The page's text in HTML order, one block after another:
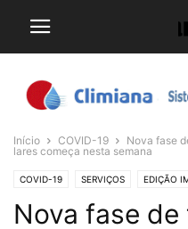
Início COVID-19
Nova fase
lares começa nesta semana
COVID-19 SERVIÇOS EDIÇÃO
Nova fase